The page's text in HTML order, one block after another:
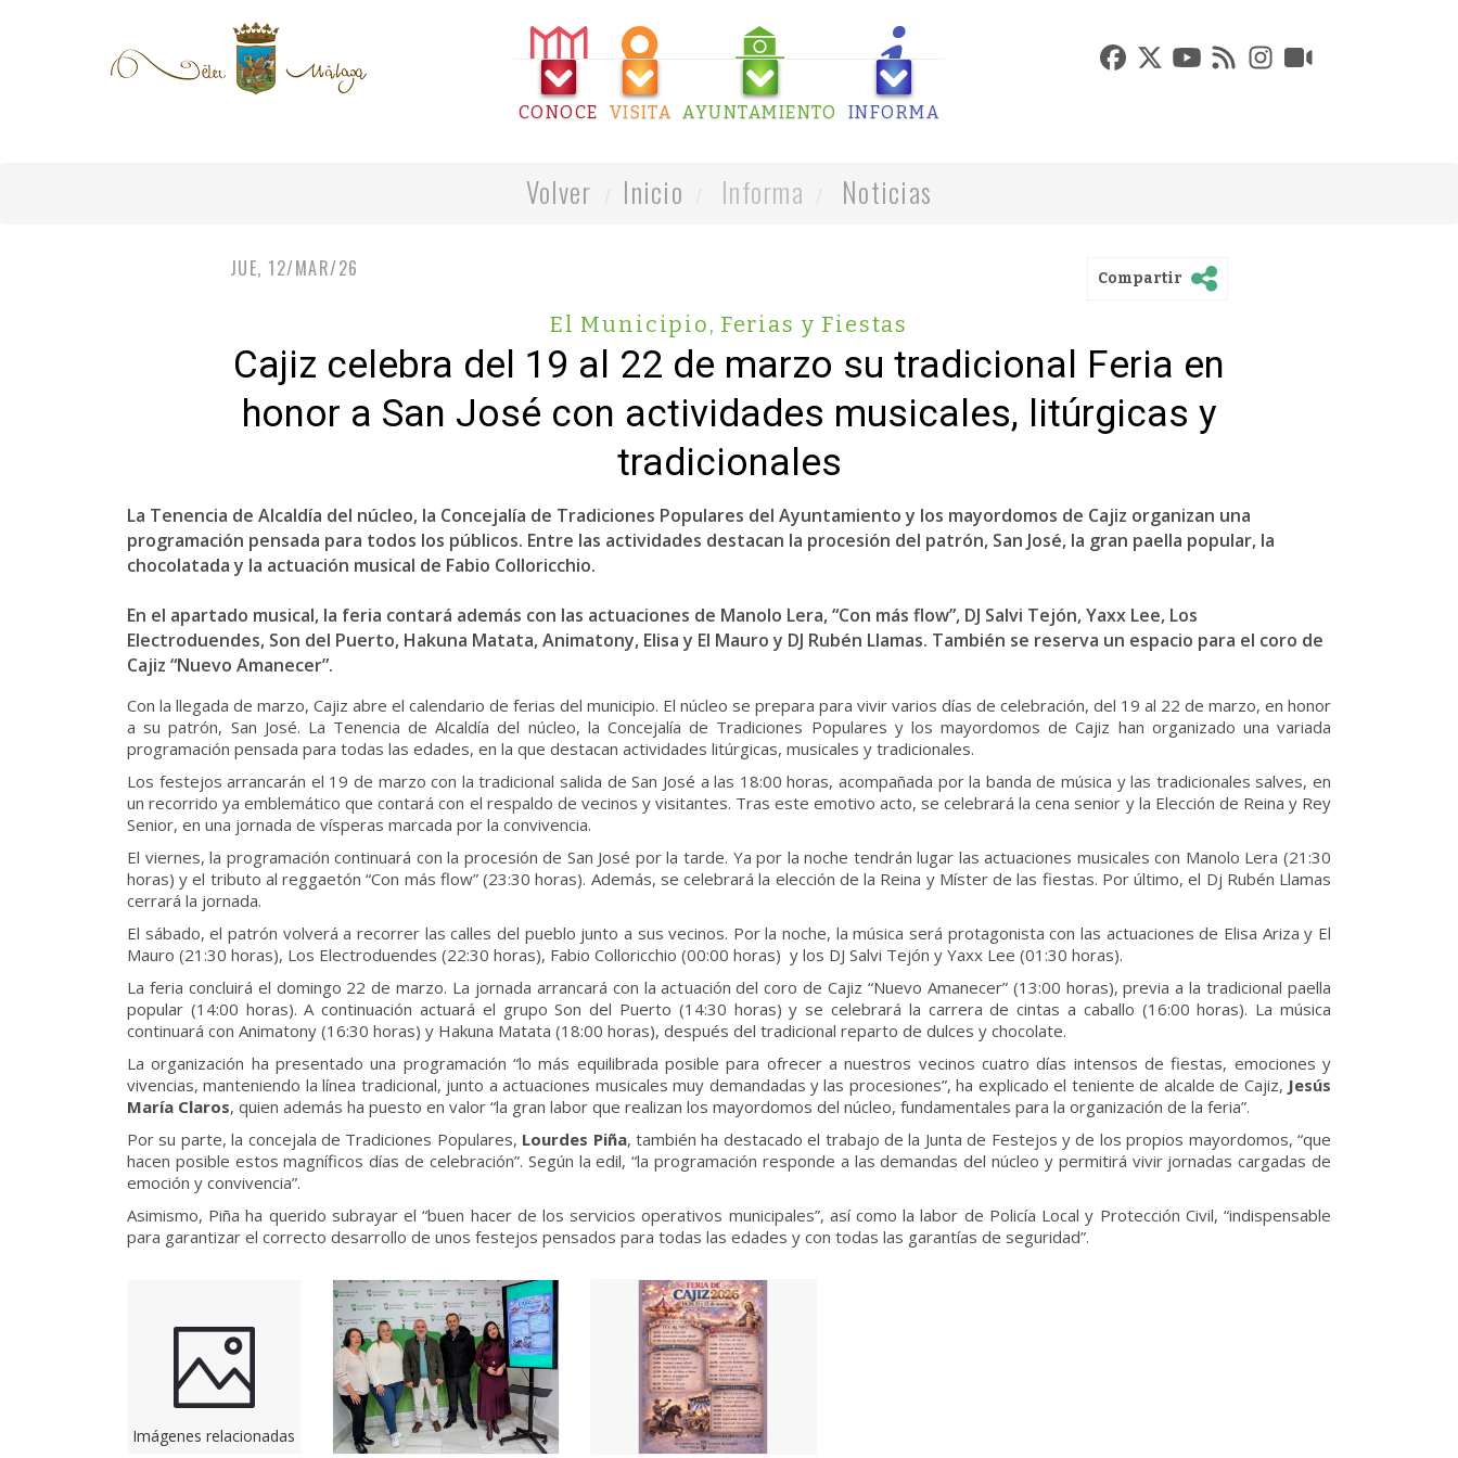
CONOCE VISITA AYUNTAMIENTO INFORMA
Volver Inicio Informa Noticias
JUE, 12/MAR/26 Compartir
El Municipio, Ferias y Fiestas
Cajiz celebra del 19 al 22 de marzo su tradicional Feria en
honor a San José con actividades musicales, litúrgicas y
tradicionales
La Tenencia de Alcaldía del núcleo, la Concejalía de Tradiciones Populares del Ayuntamiento y los mayordomos de Cajiz organizan una
programación pensada para todos los públicos. Entre las actividades destacan la procesión del patrón, San José, la gran paella popular, la
chocolatada y la actuación musical de Fabio Colloricchio.
En el apartado musical, la feria contará además con las actuaciones de Manolo Lera, “Con más flow”, DJ Salvi Tejón, Yaxx Lee, Los
Electroduendes, Son del Puerto, Hakuna Matata, Animatony, Elisa y El Mauro y DJ Rubén Llamas. También se reserva un espacio para el coro de
Cajiz “Nuevo Amanecer”.
Con la llegada de marzo, Cajiz abre el calendario de ferias del municipio. El núcleo se prepara para vivir varios días de celebración, del 19 al 22 de marzo, en honor
a su patrón, San José. La Tenencia de Alcaldía del núcleo, la Concejalía de Tradiciones Populares y los mayordomos de Cajiz han organizado una variada
programación pensada para todas las edades, en la que destacan actividades litúrgicas, musicales y tradicionales.
Los festejos arrancarán el 19 de marzo con la tradicional salida de San José a las 18:00 horas, acompañada por la banda de música y las tradicionales salves, en
un recorrido ya emblemático que contará con el respaldo de vecinos y visitantes. Tras este emotivo acto, se celebrará la cena senior y la Elección de Reina y Rey
Senior, en una jornada de vísperas marcada por la convivencia.
El viernes, la programación continuará con la procesión de San José por la tarde. Ya por la noche tendrán lugar las actuaciones musicales con Manolo Lera (21:30
horas) y el tributo al reggaetón “Con más flow” (23:30 horas). Además, se celebrará la elección de la Reina y Míster de las fiestas. Por último, el Dj Rubén Llamas
cerrará la jornada.
El sábado, el patrón volverá a recorrer las calles del pueblo junto a sus vecinos. Por la noche, la música será protagonista con las actuaciones de Elisa Ariza y El
Mauro (21:30 horas), Los Electroduendes (22:30 horas), Fabio Colloricchio (00:00 horas) y los DJ Salvi Tejón y Yaxx Lee (01:30 horas).
La feria concluirá el domingo 22 de marzo. La jornada arrancará con la actuación del coro de Cajiz “Nuevo Amanecer” (13:00 horas), previa a la tradicional paella
popular (14:00 horas). A continuación actuará el grupo Son del Puerto (14:30 horas) y se celebrará la carrera de cintas a caballo (16:00 horas). La música
continuará con Animatony (16:30 horas) y Hakuna Matata (18:00 horas), después del tradicional reparto de dulces y chocolate.
La organización ha presentado una programación “lo más equilibrada posible para ofrecer a nuestros vecinos cuatro días intensos de fiestas, emociones y
vivencias, manteniendo la línea tradicional, junto a actuaciones musicales muy demandadas y las procesiones”, ha explicado el teniente de alcalde de Cajiz, Jesús
María Claros, quien además ha puesto en valor “la gran labor que realizan los mayordomos del núcleo, fundamentales para la organización de la feria”.
Por su parte, la concejala de Tradiciones Populares, Lourdes Piña, también ha destacado el trabajo de la Junta de Festejos y de los propios mayordomos, “que
hacen posible estos magníficos días de celebración”. Según la edil, “la programación responde a las demandas del núcleo y permitirá vivir jornadas cargadas de
emoción y convivencia”.
Asimismo, Piña ha querido subrayar el “buen hacer de los servicios operativos municipales”, así como la labor de Policía Local y Protección Civil, “indispensable
para garantizar el correcto desarrollo de unos festejos pensados para todas las edades y con todas las garantías de seguridad”.
Imágenes relacionadas